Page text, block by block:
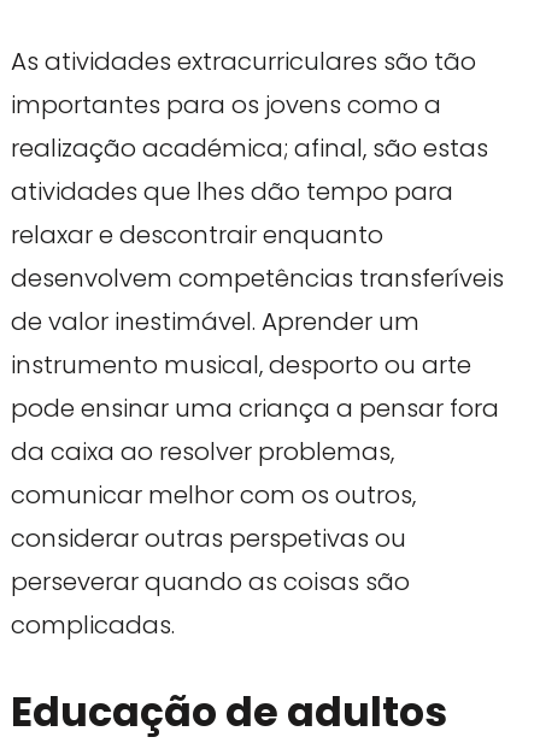
As atividades extracurriculares são tão
importantes para os jovens como a
realização académica; afinal, são estas
atividades que lhes dão tempo para
relaxar e descontrair enquanto
desenvolvem competências transferíveis
de valor inestimável. Aprender um
instrumento musical, desporto ou arte
pode ensinar uma criança a pensar fora
da caixa ao resolver problemas,
comunicar melhor com os outros,
considerar outras perspetivas ou
perseverar quando as coisas são
complicadas.
Educação de adultos